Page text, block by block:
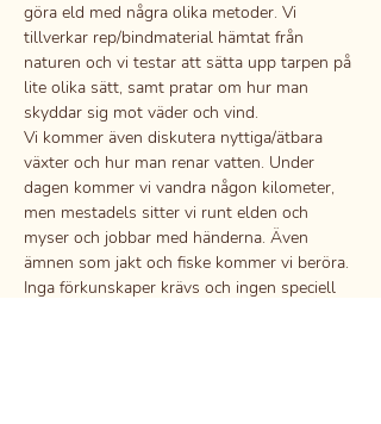
göra eld med några olika metoder. Vi
tillverkar rep/bindmaterial hämtat från
naturen och vi testar att sätta upp tarpen på
lite olika sätt, samt pratar om hur man
skyddar sig mot väder och vind.
Vi kommer även diskutera nyttiga/ätbara
växter och hur man renar vatten. Under
dagen kommer vi vandra någon kilometer,
men mestadels sitter vi runt elden och
myser och jobbar med händerna. Även
ämnen som jakt och fiske kommer vi beröra.
Inga förkunskaper krävs och ingen speciell